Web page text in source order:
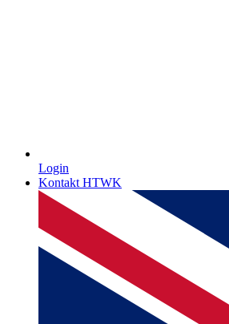
Login
Kontakt HTWK